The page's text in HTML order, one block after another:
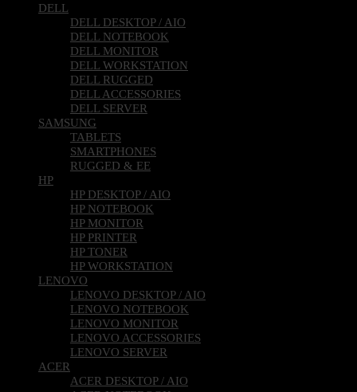
DELL
DELL DESKTOP / AIO
DELL NOTEBOOK
DELL MONITOR
DELL WORKSTATION
DELL RUGGED
DELL ACCESSORIES
DELL SERVER
SAMSUNG
TABLETS
SMARTPHONES
RUGGED & EE
HP
HP DESKTOP / AIO
HP NOTEBOOK
HP MONITOR
HP PRINTER
HP TONER
HP WORKSTATION
LENOVO
LENOVO DESKTOP / AIO
LENOVO NOTEBOOK
LENOVO MONITOR
LENOVO ACCESSORIES
LENOVO SERVER
ACER
ACER DESKTOP / AIO